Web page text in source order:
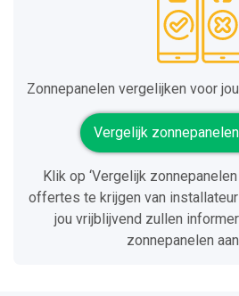
Zonnepanelen vergelijken voor
Vergelijk
Klik op ‘Vergelijk
offertes te krijgen van
jou vrijblijvend zullen
zonnepanelen